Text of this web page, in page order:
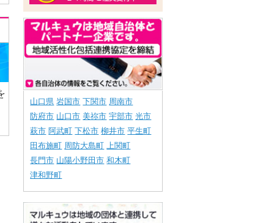
山口県 岩国市 下関市 周南市
防府市 山口市 美祢市 宇部市 光市
萩市 阿武町 下松市 柳井市 平生町
田布施町 周防大島町 上関町
長門市 山陽小野田市 和木町
津和野町